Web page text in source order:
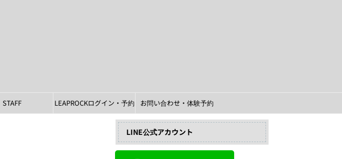
STAFF LEAPROCKログイン・予約 お問い合わせ・体験予約
LINE公式アカウント